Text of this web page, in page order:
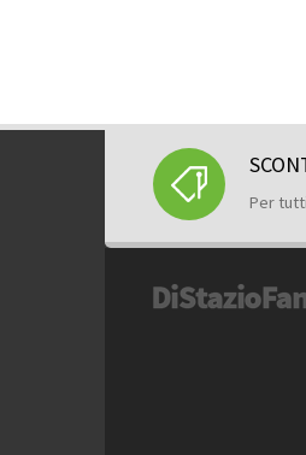
Per